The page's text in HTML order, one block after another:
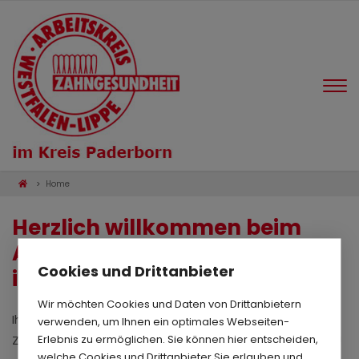
Cookies und Drittanbieter
Wir möchten Cookies und Daten von Drittanbietern
verwenden, um Ihnen ein optimales Webseiten-
Erlebnis zu ermöglichen. Sie können hier entscheiden,
Home
Herzlich willkommen beim
Arbeitskreis Zahngesundheit
in Paderborn
Ihrem Portal für Informationen zum Thema
Zahngesundheit im Kindergarten- und Grundschulalter!